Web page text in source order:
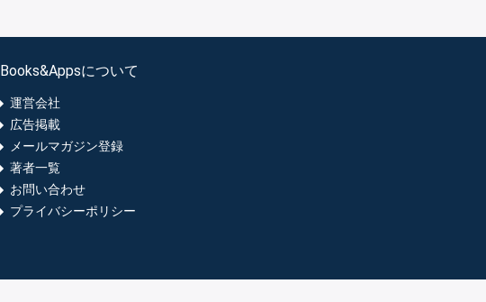
Books&Appsについて
運営会社
広告掲載
メールマガジン登録
著者一覧
お問い合わせ
プライバシーポリシー